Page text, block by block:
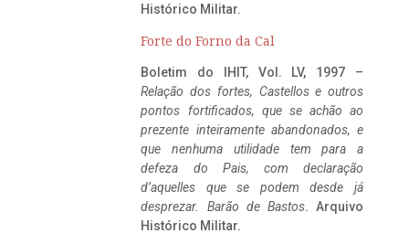
Histórico Militar.
Forte do Forno da Cal
Boletim do IHIT, Vol. LV, 1997 –
Relação dos fortes, Castellos e outros
pontos fortificados, que se achão ao
prezente inteiramente abandonados, e
que nenhuma utilidade tem para a
defeza do Pais, com declaração
d’aquelles que se podem desde já
desprezar. Barão de Bastos. Arquivo
Histórico Militar.